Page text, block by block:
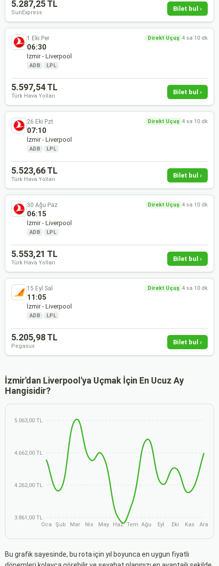
5.287,25 TL
SunExpress
Bilet bul ›
1 Eki Per Direkt Uçuş 4 sa 10 dk
06:30
İzmir - Liverpool
ADB · LPL
5.597,54 TL
Türk Hava Yolları
Bilet bul ›
26 Eki Pzt Direkt Uçuş 4 sa 10 dk
07:10
İzmir - Liverpool
ADB · LPL
5.523,66 TL
Türk Hava Yolları
Bilet bul ›
30 Ağu Paz Direkt Uçuş 4 sa 10 dk
06:15
İzmir - Liverpool
ADB · LPL
5.553,21 TL
Türk Hava Yolları
Bilet bul ›
15 Eyl Sal Direkt Uçuş 4 sa 10 dk
11:05
İzmir - Liverpool
ADB · LPL
5.205,98 TL
Pegasus
Bilet bul ›
İzmir'dan Liverpool'ya Uçmak İçin En Ucuz Ay
Hangisidir?
5.063,00 TL
4.662,00 TL
4.262,00 TL
3.861,00 TL
Oca
Şub Mar Nis May Haz Tem Ağu Eyl Eki Kas Ara
Bu grafik sayesinde, bu rota için yıl boyunca en uygun fiyatlı